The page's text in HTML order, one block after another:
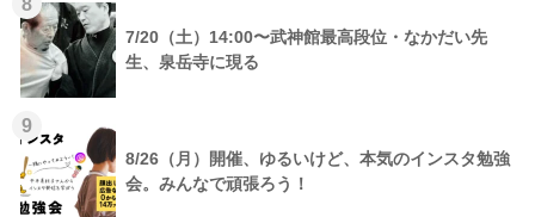
8
7/20（土）14:00〜武神館最高段位・なかだい先
生、泉岳寺に現る
9
8/26（月）開催、ゆるいけど、本気のインスタ勉強
会。みんなで頑張ろう！